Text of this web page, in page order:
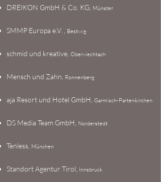
DREIKON GmbH & Co. KG, Münster
SMMP Europa e.V. , Bestwig
schmid und kreative, Oberviechtach
Mensch und Zahn, Ronnenberg
aja Resort und Hotel GmbH, Garmisch-Partenkirchen
DS Media Team GmbH, Norderstedt
Tenless, München
Standort Agentur Tirol, Innsbruck